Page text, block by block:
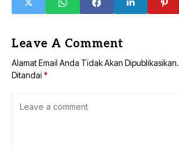
Leave A Comment
Alamat Email Anda Tidak Akan Dipublikasikan.
Ditandai *